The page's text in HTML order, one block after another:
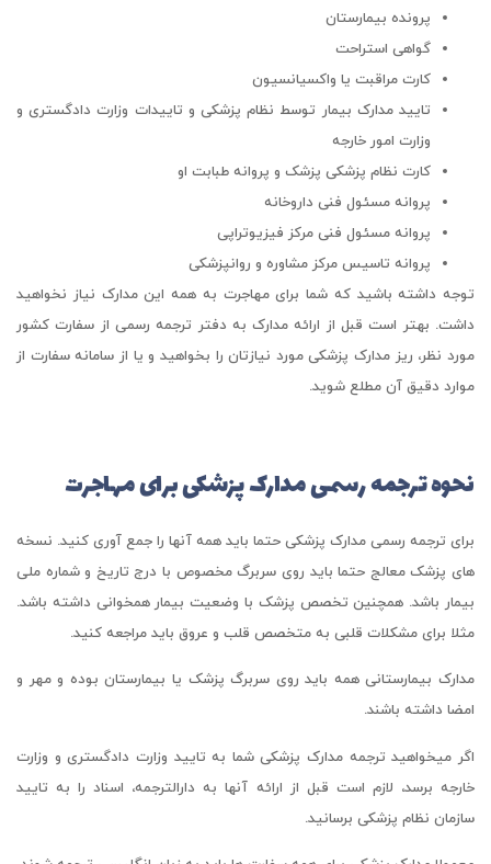
پرونده بیمارستان
گواهی استراحت
کارت مراقبت یا واکسیانسیون
تایید مدارک بیمار توسط نظام پزشکی و تاییدات وزارت دادگستری و
وزارت امور خارجه
کارت نظام پزشکی پزشک و پروانه طبابت او
پروانه مسئول فنی داروخانه
پروانه مسئول فنی مرکز فیزیوتراپی
پروانه تاسیس مرکز مشاوره و روانپزشکی
توجه داشته باشید که شما برای مهاجرت به همه این مدارک نیاز نخواهید
داشت. بهتر است قبل از ارائه مدارک به دفتر ترجمه رسمی از سفارت کشور
مورد نظر، ریز مدارک پزشکی مورد نیازتان را بخواهید و یا از سامانه سفارت از
موارد دقیق آن مطلع شوید.
نحوه ترجمه رسمی مدارک پزشکی برای مهاجرت
برای ترجمه رسمی مدارک پزشکی حتما باید همه آنها را جمع آوری کنید. نسخه
های پزشک معالج حتما باید روی سربرگ مخصوص با درج تاریخ و شماره ملی
بیمار باشد. همچنین تخصص پزشک با وضعیت بیمار همخوانی داشته باشد.
مثلا برای مشکلات قلبی به متخصص قلب و عروق باید مراجعه کنید.
مدارک بیمارستانی همه باید روی سربرگ پزشک یا بیمارستان بوده و مهر و
امضا داشته باشند.
اگر میخواهید ترجمه مدارک پزشکی شما به تایید وزارت دادگستری و وزارت
خارجه برسد، لازم است قبل از ارائه آنها به دارالترجمه، اسناد را به تایید
سازمان نظام پزشکی برسانید.